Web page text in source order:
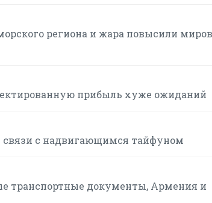
региона и жара повысили
прибыль хуже ожиданий
связи с надвигающимся тайфуном
транспортные документы, Армения и